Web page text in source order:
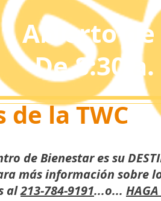
Abierto
De 8:30
de la TWC
de Bienestar es su
más información sobre
al213-784-9191...o...